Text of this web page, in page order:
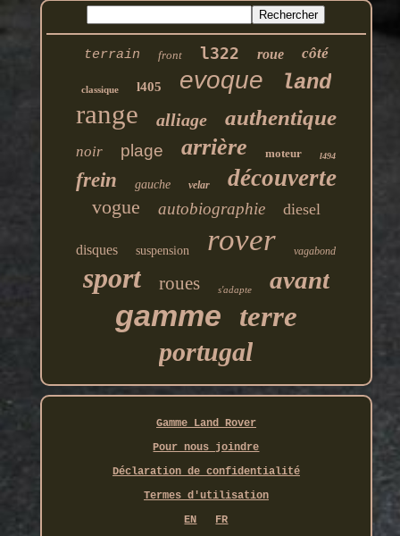
terrain front l322 roue côté
classique l405 evoque land
range alliage authentique
noir plage arrière moteur l494
frein gauche velar découverte
vogue autobiographie diesel
disques suspension rover vagabond
sport roues s'adapte avant
gamme terre
portugal
Gamme Land Rover
Pour nous joindre
Déclaration de confidentialité
Termes d'utilisation
EN
FR